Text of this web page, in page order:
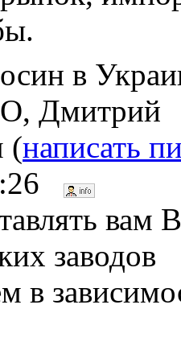
в
Дмитрий
(написать
вам
заводов
в